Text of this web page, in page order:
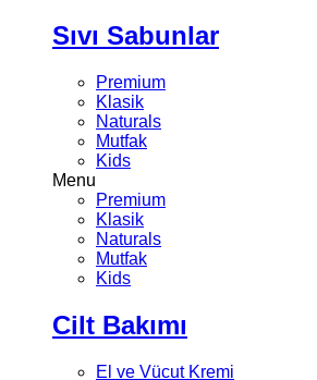
Sıvı Sabunlar
Premium
Klasik
Naturals
Mutfak
Kids
Menu
Premium
Klasik
Naturals
Mutfak
Kids
Cilt Bakımı
El ve Vücut Kremi